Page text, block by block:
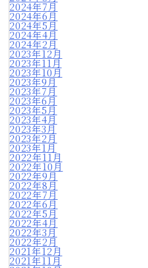
2024年7月
2024年6月
2024年5月
2024年4月
2024年2月
2023年12月
2023年11月
2023年10月
2023年9月
2023年7月
2023年6月
2023年5月
2023年4月
2023年3月
2023年2月
2023年1月
2022年11月
2022年10月
2022年9月
2022年8月
2022年7月
2022年6月
2022年5月
2022年4月
2022年3月
2022年2月
2021年12月
2021年11月